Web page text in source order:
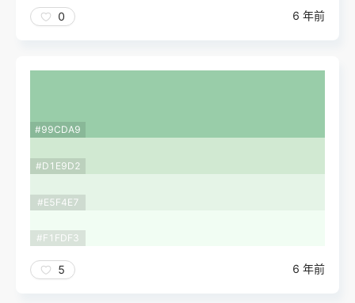
0 6 年前
#99CDA9
#D1E9D2
#E5F4E7
#F1FDF3
5 6 年前